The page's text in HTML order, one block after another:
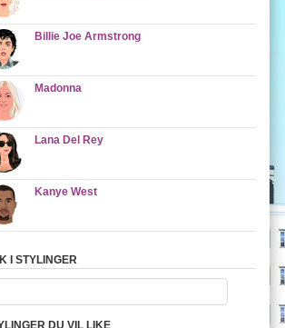
Billie Joe Armstrong
Madonna
Lana Del Rey
Kanye West
I STYLINGER
DU VIL LIKE